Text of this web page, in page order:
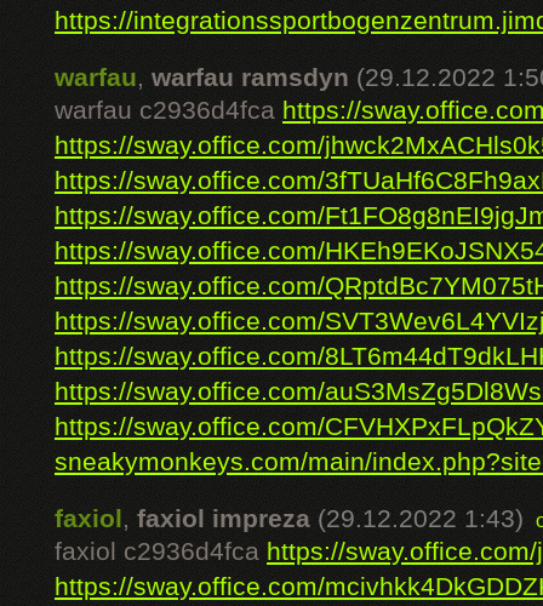
https://
warfau, warfau ramsdyn (29.12.2022
warfau c2936d4fca https://
https://sway.office.com/
https://sway.office.com/
https://sway.office.com/
https://sway.office.com/
https://sway.office.com/
https://sway.office.com/
https://sway.office.com/
https://sway.office.com/
https://sway.office.com/
sneakymonkeys.com/main/
faxiol, faxiol impreza (29.12.2022 1:43)
faxiol c2936d4fca https://
https://sway.office.com/